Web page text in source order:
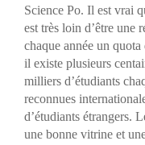
Science Po. Il est vrai
est très loin d’être une
chaque année un
il existe plusieurs
milliers d’étudiants
reconnues
d’étudiants étrangers.
une bonne vitrine et